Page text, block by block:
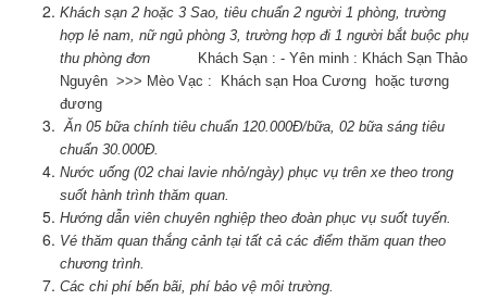
Khách sạn 2 hoặc 3 Sao, tiêu chuẩn 2 người 1 phòng, trường
hợp lẻ nam, nữ ngủ phòng 3, trường hợp đi 1 người bắt buộc phụ
thu phòng đơn Khách Sạn : - Yên minh : Khách Sạn Thảo
Nguyên >>> Mèo Vạc : Khách sạn Hoa Cương hoặc tương
đương
Ăn 05 bữa chính tiêu chuẩn 120.000Đ/bữa, 02 bữa sáng tiêu
chuẩn 30.000Đ.
Nước uống (02 chai lavie nhỏ/ngày) phục vụ trên xe theo trong
suốt hành trình thăm quan.
Hướng dẫn viên chuyên nghiệp theo đoàn phục vụ suốt tuyến.
Vé thăm quan thắng cảnh tại tất cả các điểm thăm quan theo
chương trình.
Các chi phí bến bãi, phí bảo vệ môi trường.